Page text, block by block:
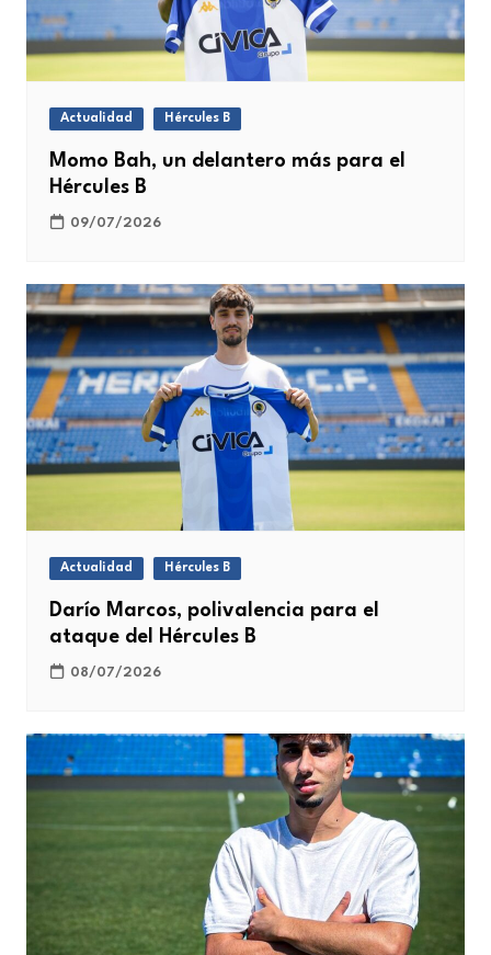
Actualidad Hércules B
Momo Bah, un delantero más para el
Hércules B
09/07/2026
Actualidad Hércules B
Darío Marcos, polivalencia para el
ataque del Hércules B
08/07/2026